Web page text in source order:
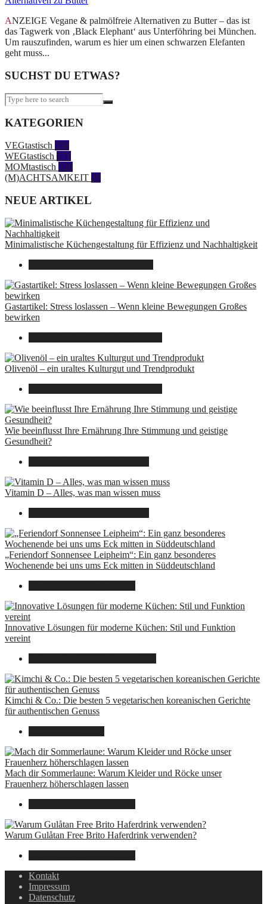
ANZEIGE Vegane & palmölfreie Alternativen zu Butter – das ist
das Tagwerk von ‚Black Elephant‘ aus Unterföhring bei München.
Um rauszufinden, warum es hier um einen schwarzen Elefanten
geht muss...
SUCHST DU ETWAS?
KATEGORIEN
VEGtastisch 558
WEGtastisch 171
MOMtastisch 328
(M)ACHTSAMKEIT 28
NEUE ARTIKEL
Minimalistische Küchengestaltung für Effizienz und Nachhaltigkeit
Gastartikel: Stress loslassen – Wenn kleine Bewegungen Großes
bewirken
Olivenöl – ein uraltes Kulturgut und Trendprodukt
Wie beeinflusst Ihre Ernährung Ihre Stimmung und geistige
Gesundheit?
Vitamin D – Alles, was man wissen muss
„Feriendorf Sonnensee Leipheim“: Ein ganz besonderes
Wochenende bei uns ums Eck mitten in Süddeutschland
Innovative Lösungen für moderne Küchen: Stil und Funktion
vereint
Kimchi & Co.: Die besten 5 vegetarischen koreanischen Gerichte
für authentischen Genuss
Mach dir Sommerlaune: Warum Kleider und Röcke unser
Frauenherz höherschlagen lassen
Warum Gulåtan Free Brito Haferdrink verwenden?
Kontakt
Impressum
Datenschutz